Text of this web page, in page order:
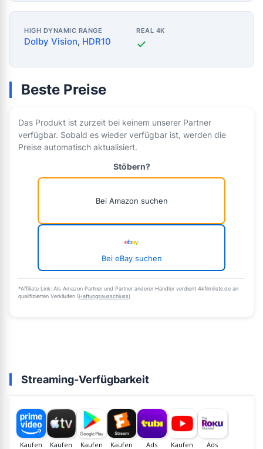
HIGH DYNAMIC RANGE
Dolby Vision, HDR10
REAL 4K
✓
Beste Preise
Das Produkt ist zurzeit bei keinem unserer Partner
verfügbar. Sobald es wieder verfügbar ist, werden die
Preise automatisch aktualisiert.
Stöbern?
Bei Amazon suchen
Bei eBay suchen
*Affiliate Link: Als Amazon Partner und Partner anderer Händler verdient 4kfilmliste.de an
qualifizierten Verkäufen (Haftungsausschluss)
Streaming-Verfügbarkeit